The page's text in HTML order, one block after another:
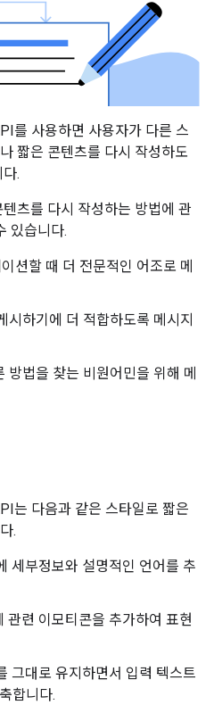
를 사용하면 사용자가 다른 스
짧은 콘텐츠를 다시 작성하도
.
츠를 다시 작성하는 방법에 관
있습니다.
션할 때 더 전문적인 어조로 메
시하기에 더 적합하도록 메시지
방법을 찾는 비원어민을 위해 메
는 다음과 같은 스타일로 짧은
.
세부정보와 설명적인 언어를 추
관련 이모티콘을 추가하여 표현
그대로 유지하면서 입력 텍스트
합니다.